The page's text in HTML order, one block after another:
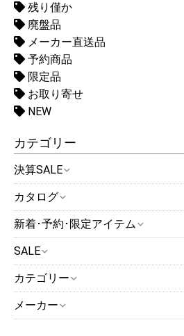
残り僅か
廃盤品
メーカー直送品
予約商品
限定品
お取り寄せ
NEW
カテゴリー
決算SALE
カタログ
新着･予約･限定アイテム
SALE
カテゴリー
メーカー